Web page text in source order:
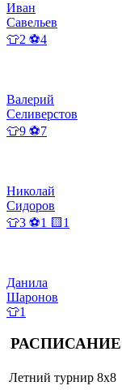
Иван
Савельев
👕2 ⚽4
Валерий
Селиверстов
👕9 ⚽7
Николай
Сидоров
👕3 ⚽1 🟨1
Данила
Шаронов
👕1
РАСПИСАНИЕ
Летний турнир 8х8